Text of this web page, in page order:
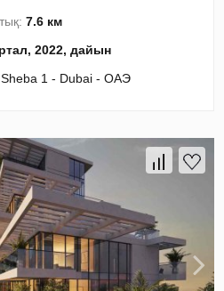
7.6 км
2022, дайын
1 - Dubai - ОАЭ